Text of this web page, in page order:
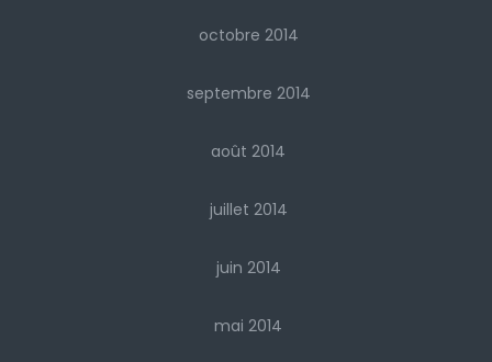
octobre 2014
septembre 2014
août 2014
juillet 2014
juin 2014
mai 2014